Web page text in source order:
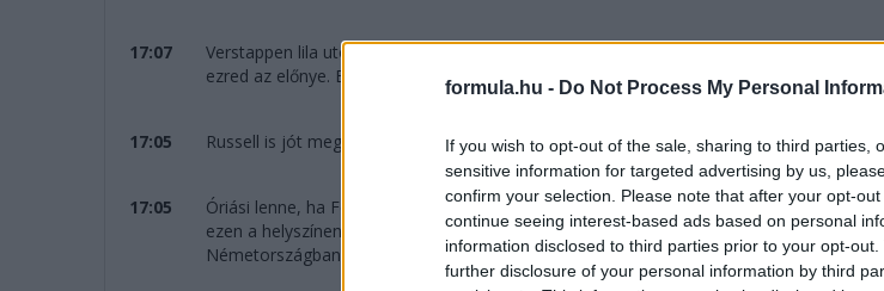
formula.hu - Do Not Process My Personal
If you wish to opt-out of the sale, sharing to third parties,
sensitive information for targeted advertising by us,
confirm your selection. Please note that after your opt-
continue seeing interest-based ads based on personal
information disclosed to third parties prior to your opt-
further disclosure of your personal information by third
17:07
Verstappen lila utolsó szektort ment és így az élen! 1:11.654. Izgalmak szempontjából
ezred az előnye. Ez nagyon izgalmas lesz!
17:05 Russell is jót megy. Bő két tizedes lemaradással negyedik, Norris autója pedig
17:05
Óriási lenne, ha Fernando Alonso újra pole-pozícióban lenne. Nem azért, mert ez a
ezen a helyszínen, hanem mert a rutinos rókának 11 éve nem volt rajtelsősége. Az
Németországban volt 2012-ben.